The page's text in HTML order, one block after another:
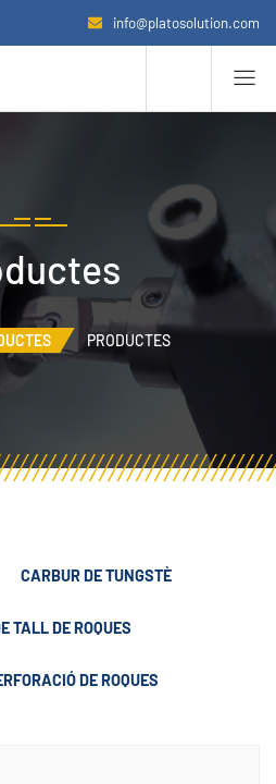
info@platosolution.com
PRODUCTES
CARBUR DE TUNGSTÈ
TALL DE ROQUES
DE ROQUES